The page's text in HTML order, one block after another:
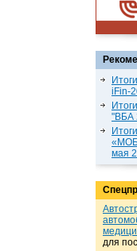
iFin-
"ВБА
мая
для